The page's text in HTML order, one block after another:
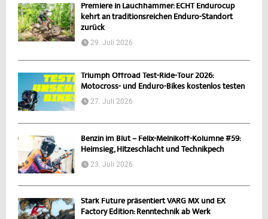
Premiere in Lauchhammer: ECHT Endurocup
kehrt an traditionsreichen Enduro-Standort
zurück
29. Juli 2026
Triumph Offroad Test-Ride-Tour 2026:
Motocross- und Enduro-Bikes kostenlos testen
27. Juli 2026
Benzin im Blut – Felix-Melnikoff-Kolumne #59:
Heimsieg, Hitzeschlacht und Technikpech
23. Juli 2026
Stark Future präsentiert VARG MX und EX
Factory Edition: Renntechnik ab Werk